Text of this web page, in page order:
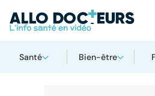
Santé Bien-être